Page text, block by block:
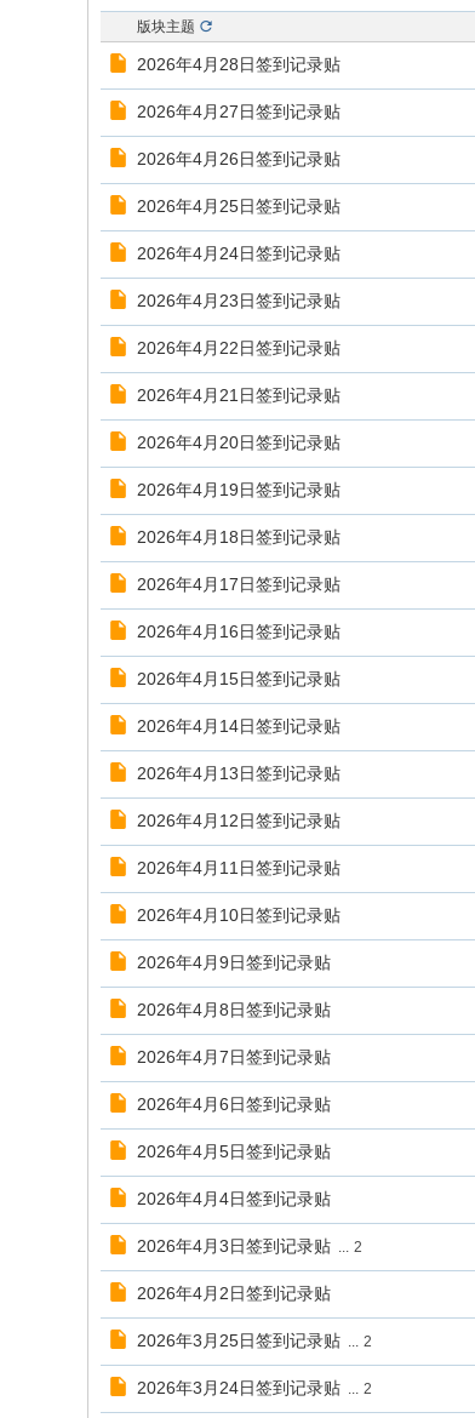
版块主题
2026年4月28日签到记录贴
2026年4月27日签到记录贴
2026年4月26日签到记录贴
2026年4月25日签到记录贴
2026年4月24日签到记录贴
2026年4月23日签到记录贴
2026年4月22日签到记录贴
2026年4月21日签到记录贴
2026年4月20日签到记录贴
2026年4月19日签到记录贴
2026年4月18日签到记录贴
2026年4月17日签到记录贴
2026年4月16日签到记录贴
2026年4月15日签到记录贴
2026年4月14日签到记录贴
2026年4月13日签到记录贴
2026年4月12日签到记录贴
2026年4月11日签到记录贴
2026年4月10日签到记录贴
2026年4月9日签到记录贴
2026年4月8日签到记录贴
2026年4月7日签到记录贴
2026年4月6日签到记录贴
2026年4月5日签到记录贴
2026年4月4日签到记录贴
2026年4月3日签到记录贴 ... 2
2026年4月2日签到记录贴
2026年3月25日签到记录贴 ... 2
2026年3月24日签到记录贴 ... 2